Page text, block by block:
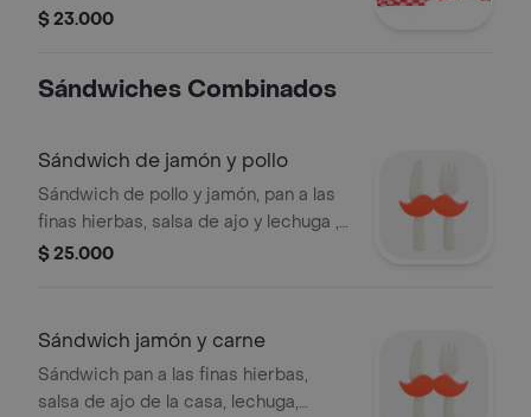
res, cerveroni y queso.
$ 23.000
Sándwiches Combinados
Sándwich de jamón y pollo
Sándwich de pollo y jamón, pan a las
finas hierbas, salsa de ajo y lechuga ,
cerveroni y queso.
$ 25.000
Sándwich jamón y carne
Sándwich pan a las finas hierbas,
salsa de ajo de la casa, lechuga,